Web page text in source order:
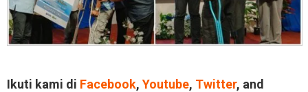
Ikuti kami di Facebook, Youtube, Twitter, and